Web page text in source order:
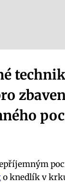
o⁢ knedlík v⁣